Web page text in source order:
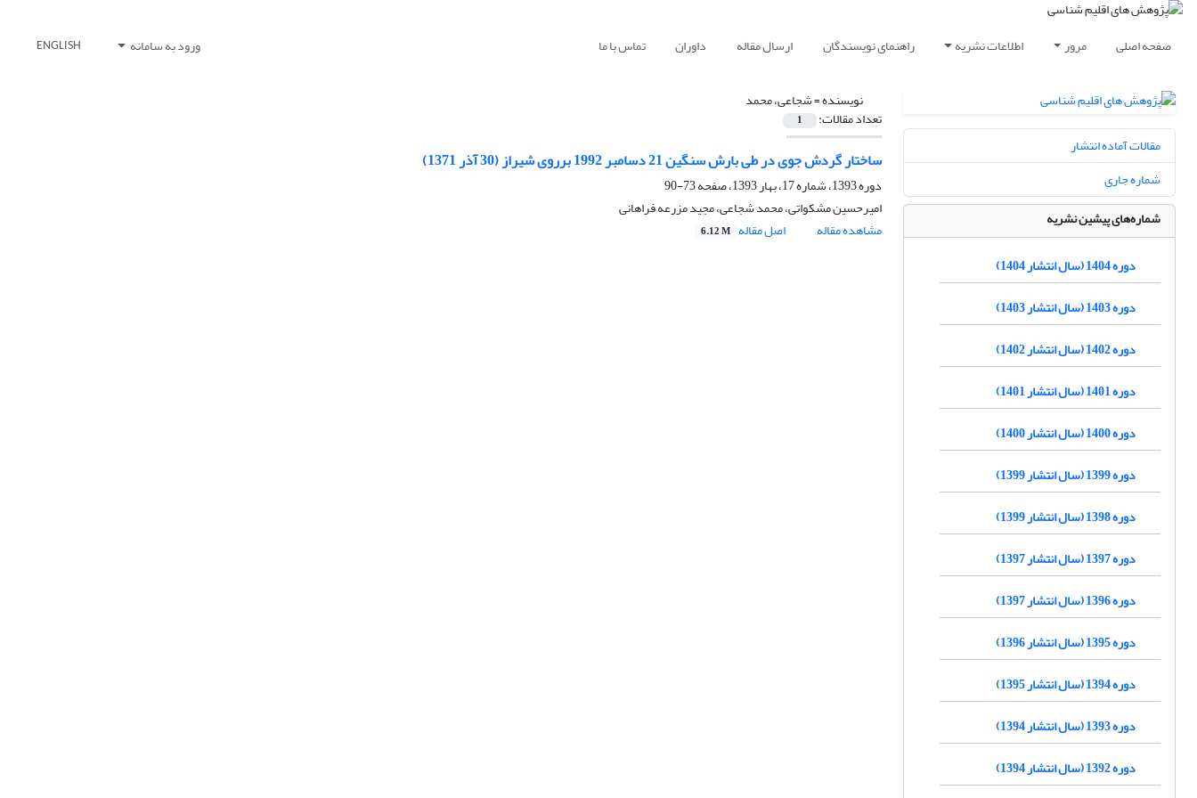
صفحه اصلی مرور اطلاعات نشریه راهنمای نویسندگان ارسال مقاله داوران تماس با ما ورود به سامانه ENGLISH
نویسنده =شجاعی، محمد
تعداد مقالات: 1
ساختار گردش جوی در طی بارش سنگین 21 دسامبر 1992 برروی شیراز (30 آذر 1371)
دوره 1393، شماره 17، بهار 1393، صفحه
73-90
امیر‌حسین مشکواتی، محمد شجاعی، مجید مزرعه فراهانی
مشاهده مقاله
اصل مقاله 6.12 M
مقالات آماده انتشار
شماره جاری
شماره‌های پیشین نشریه
دوره 1404 (سال انتشار 1404)
دوره 1403 (سال انتشار 1403)
دوره 1402 (سال انتشار 1402)
دوره 1401 (سال انتشار 1401)
دوره 1400 (سال انتشار 1400)
دوره 1399 (سال انتشار 1399)
دوره 1398 (سال انتشار 1399)
دوره 1397 (سال انتشار 1397)
دوره 1396 (سال انتشار 1397)
دوره 1395 (سال انتشار 1396)
دوره 1394 (سال انتشار 1395)
دوره 1393 (سال انتشار 1394)
دوره 1392 (سال انتشار 1394)